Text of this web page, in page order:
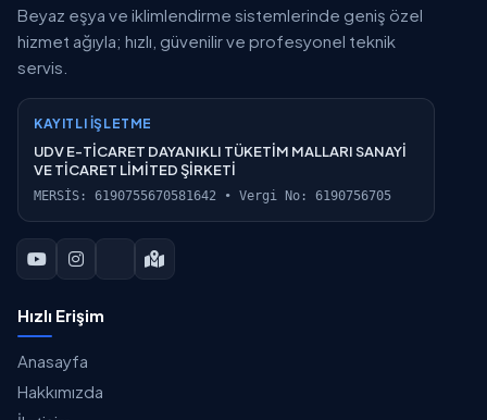
Beyaz eşya ve iklimlendirme sistemlerinde geniş özel
hizmet ağıyla; hızlı, güvenilir ve profesyonel teknik
servis.
KAYITLI İŞLETME
UDV E-TİCARET DAYANIKLI TÜKETİM MALLARI SANAYİ
VE TİCARET LİMİTED ŞİRKETİ
MERSİS: 6190755670581642 • Vergi No: 6190756705
Hızlı Erişim
Anasayfa
Hakkımızda